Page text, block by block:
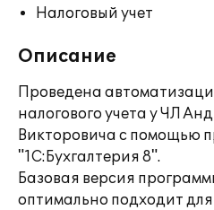
Налоговый учет
Описание
Проведена
налогового учета у ЧЛ
Викторовича с помощью
"1С:Бухгалтерия 8".
Базовая версия
оптимально подходит